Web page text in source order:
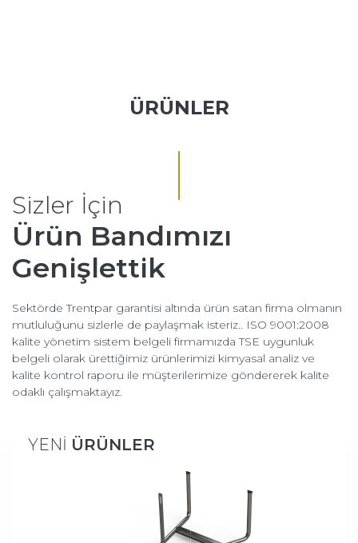
ÜRÜNLER
Sizler İçin
Ürün Bandımızı
Genişlettik
Sektörde Trentpar garantisi altında ürün satan firma olmanın
mutluluğunu sizlerle de paylaşmak isteriz.. ISO 9001:2008
kalite yönetim sistem belgeli firmamızda TSE uygunluk
belgeli olarak ürettiğimiz ürünlerimizi kimyasal analiz ve
kalite kontrol raporu ile müşterilerimize göndererek kalite
odaklı çalışmaktayız.
ÜRÜNLER
YENİ ÜRÜNLER